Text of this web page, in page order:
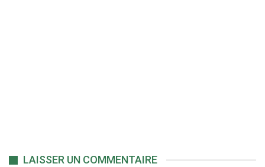
LAISSER UN COMMENTAIRE